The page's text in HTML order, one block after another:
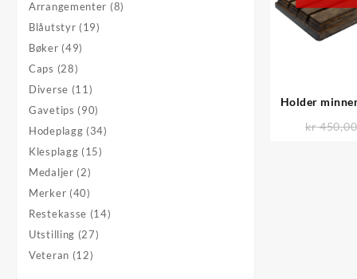
Arrangementer (8)
Blåutstyr (19)
Bøker (49)
Caps (28)
Diverse (11)
Gavetips (90)
Hodeplagg (34)
Klesplagg (15)
Medaljer (2)
Merker (40)
Restekasse (14)
Utstilling (27)
Veteran (12)
Holder
kr450,00